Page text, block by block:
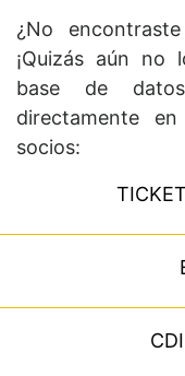
¿No
¡Quizás aún no
base de
directamente
socios: